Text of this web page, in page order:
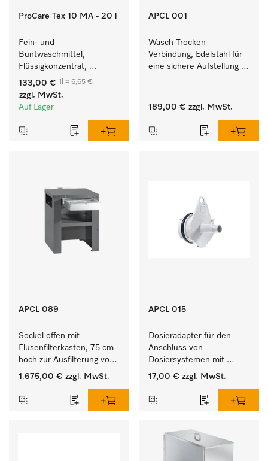
ProCare Tex 10 MA - 20 l
Fein- und
Buntwaschmittel,
Flüssigkonzentrat,
mildalkalisch, 20 l zur
Reinigung von
Buntwäsche und
133,00 € 1l = 6,65 €
zzgl. MwSt.
Auf Lager
APCL 001
Wasch-Trocken-
Verbindung, Edelstahl für
eine sichere Aufstellung
189,00 € zzgl. MwSt.
APCL 089
Sockel offen mit
Flusenfilterkasten, 75 cm
hoch zur Ausfilterung von
Flusen und groben
1.675,00 € zzgl. MwSt.
APCL 015
Dosieradapter für den
Anschluss von
Dosiersystemen mit
Wassereinspülung.
17,00 € zzgl. MwSt.